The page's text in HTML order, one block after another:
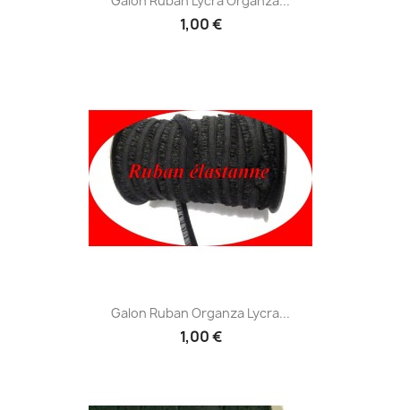
1,00 €
Galon Ruban Organza Lycra...
1,00 €